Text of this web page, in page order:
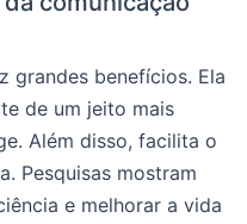
grandes benefícios. Ela
de um jeito mais
Além disso, facilita o
Pesquisas mostram
e melhorar a vida